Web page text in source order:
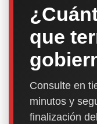
que
Consulte en
minutos y
finalización